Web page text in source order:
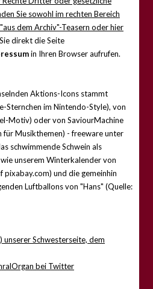
Sie sowohl im rechten Bereich
dem Archiv"-Teasern oder hier
direkt die Seite
in Ihren Browser aufrufen.
Aktions-Icons stammt
Sternchen im Nintendo-Style), von
Motiv) oder von SaviourMachine
für Musikthemen) - freeware unter
schwimmende Schwein als
unserem Winterkalender von
und die gemeinhin
Luftballons von "Hans" (Quelle:
unserer Schwesterseite, dem
bei Twitter